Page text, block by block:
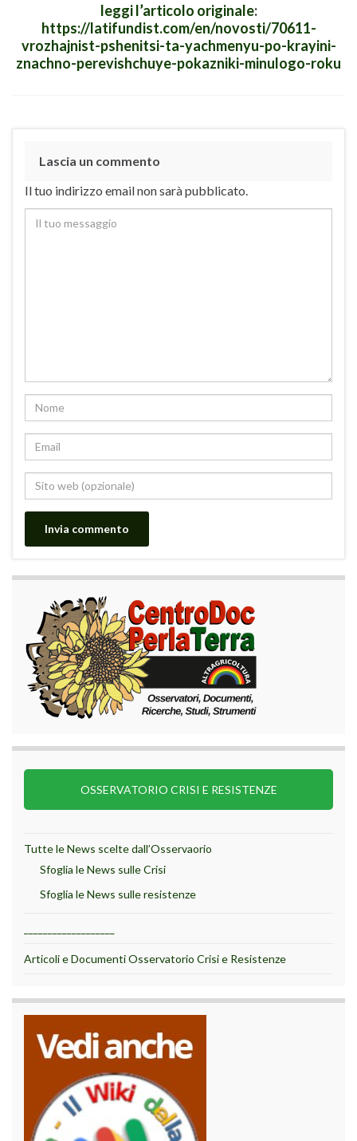
leggi l’articolo originale:
https://latifundist.com/en/novosti/70611-
vrozhajnist-pshenitsi-ta-yachmenyu-po-krayini-
znachno-perevishchuye-pokazniki-minulogo-roku
Lascia un commento
Il tuo indirizzo email non sarà pubblicato.
OSSERVATORIO CRISI E RESISTENZE
Tutte le News scelte dall’Osservaorio
Sfoglia le News sulle Crisi
Sfoglia le News sulle resistenze
Articoli e Documenti Osservatorio Crisi e Resistenze